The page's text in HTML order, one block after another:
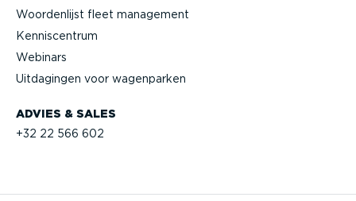
ADVIES & SALES
+32 22 566 602
Woorden­lijst fleet management
Kennis­centrum
Webinars
Uitdagingen voor wagenparken